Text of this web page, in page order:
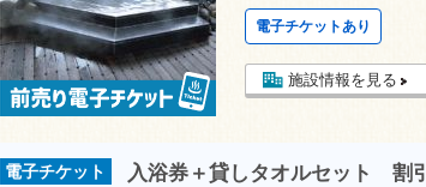
電子チケットあり
施設情報を見る
電子チケット 入浴券＋貸しタオルセット 割引